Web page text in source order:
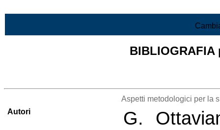
Aspetti metodologici per la
Autori
G.